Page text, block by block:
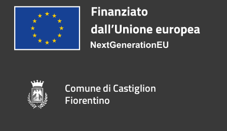
Comune di Castiglion
Fiorentino